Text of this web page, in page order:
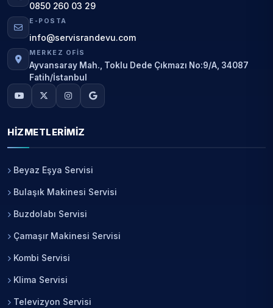
0850 260 03 29
E-POSTA
info@servisrandevu.com
MERKEZ OFIS
Ayvansaray Mah., Toklu Dede Çıkmazı No:9/A, 34087
Fatih/İstanbul
HIZMETLERIMIZ
Beyaz Eşya Servisi
Bulaşık Makinesi Servisi
Buzdolabı Servisi
Çamaşır Makinesi Servisi
Kombi Servisi
Klima Servisi
Televizyon Servisi